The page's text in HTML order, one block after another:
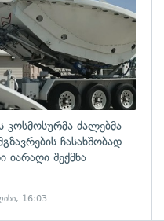
კოსმოსურმა ძალებმა
ჩასახშობად
იარაღი შექმნა
16:03